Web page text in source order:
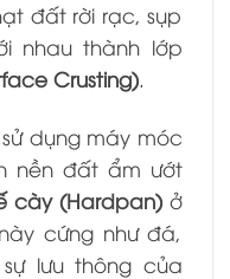
đất rời rạc, sụp
nhau thành lớp
Crusting).
dụng máy móc
nền đất ẩm ướt
cày (Hardpan)ở
cứng như đá,
lưu thông của